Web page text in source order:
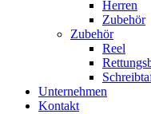
Herren
Zubehör
Zubehör
Reel
Unternehmen
Kontakt